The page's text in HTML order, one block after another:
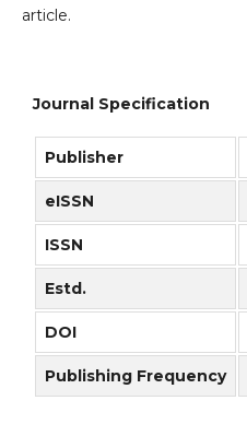
article.
Journal Specification
Publisher
eISSN
ISSN
Estd.
DOI
Publishing Frequency